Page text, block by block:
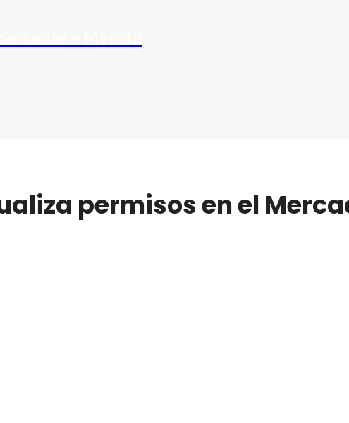
permisos en el